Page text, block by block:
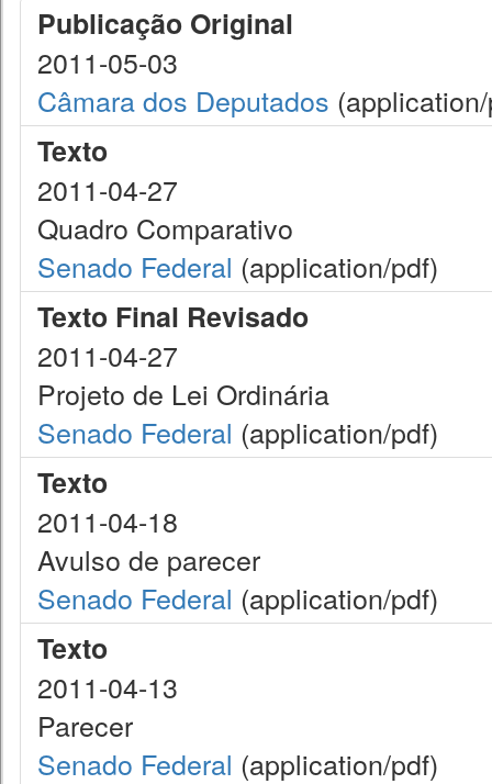
Publicação Original
2011-05-03
Câmara dos Deputados
Texto
2011-04-27
Quadro Comparativo
Senado Federal (application/pdf)
Texto Final Revisado
2011-04-27
Projeto de Lei Ordinária
Senado Federal (application/pdf)
Texto
2011-04-18
Avulso de parecer
Senado Federal (application/pdf)
Texto
2011-04-13
Parecer
Senado Federal (application/pdf)